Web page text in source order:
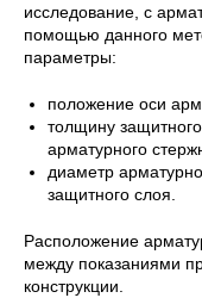
исследование, с
помощью данного
параметры:
положение оси
толщину
арматурного
диаметр
защитного слоя.
Расположение
между показаниями
конструкции.